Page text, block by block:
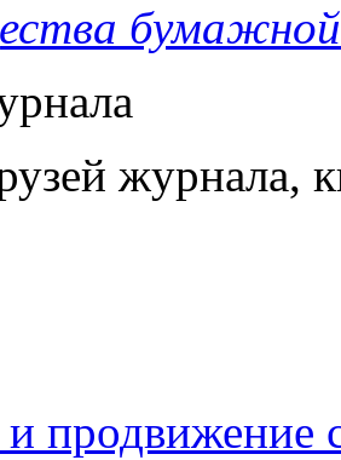
журнала,
и